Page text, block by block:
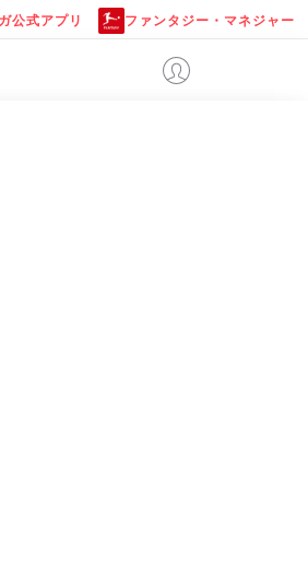
公式アプリ ファンタジー・マネジャー